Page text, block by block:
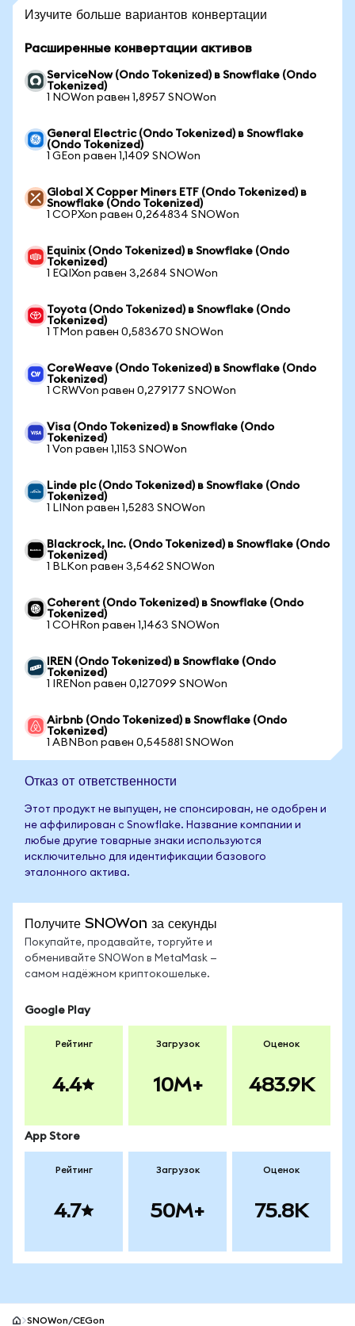
Изучите больше вариантов конвертации
Расширенные конвертации активов
ServiceNow (Ondo Tokenized) в Snowflake (Ondo
Tokenized)
1 NOWon равен 1,8957 SNOWon
General Electric (Ondo Tokenized) в Snowflake
(Ondo Tokenized)
1 GEon равен 1,1409 SNOWon
Global X Copper Miners ETF (Ondo Tokenized) в
Snowflake (Ondo Tokenized)
1 COPXon равен 0,264834 SNOWon
Equinix (Ondo Tokenized) в Snowflake (Ondo
Tokenized)
1 EQIXon равен 3,2684 SNOWon
Toyota (Ondo Tokenized) в Snowflake (Ondo
Tokenized)
1 TMon равен 0,583670 SNOWon
CoreWeave (Ondo Tokenized) в Snowflake (Ondo
Tokenized)
1 CRWVon равен 0,279177 SNOWon
Visa (Ondo Tokenized) в Snowflake (Ondo
Tokenized)
1 Von равен 1,1153 SNOWon
Linde plc (Ondo Tokenized) в Snowflake (Ondo
Tokenized)
1 LINon равен 1,5283 SNOWon
Blackrock, Inc. (Ondo Tokenized) в Snowflake (Ondo
Tokenized)
1 BLKon равен 3,5462 SNOWon
Coherent (Ondo Tokenized) в Snowflake (Ondo
Tokenized)
1 COHRon равен 1,1463 SNOWon
IREN (Ondo Tokenized) в Snowflake (Ondo
Tokenized)
1 IRENon равен 0,127099 SNOWon
Airbnb (Ondo Tokenized) в Snowflake (Ondo
Tokenized)
1 ABNBon равен 0,545881 SNOWon
Отказ от ответственности
Этот продукт не выпущен, не спонсирован, не одобрен и
не аффилирован с Snowflake. Название компании и
любые другие товарные знаки используются
исключительно для идентификации базового
эталонного актива.
Получите SNOWon за секунды
Покупайте, продавайте, торгуйте и
обменивайте SNOWon в MetaMask —
самом надёжном криптокошельке.
Google Play
Рейтинг
4.4
Загрузок
10M+
Оценок
483.9K
App Store
Рейтинг
4.7
Загрузок
50M+
Оценок
75.8K
SNOWon/CEGon